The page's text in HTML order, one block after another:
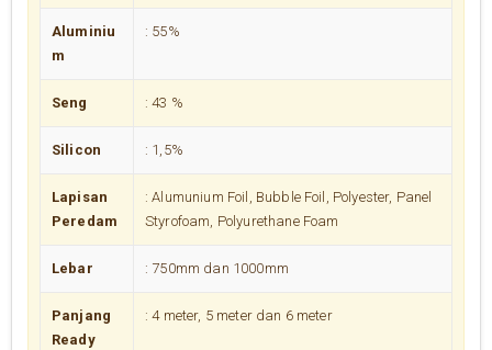
Aluminiu
m
: 55%
Seng : 43 %
Silicon : 1,5%
Lapisan
Peredam
: Alumunium Foil, Bubble Foil, Polyester, Panel
Styrofoam, Polyurethane Foam
Lebar : 750mm dan 1000mm
Panjang
Ready
: 4 meter, 5 meter dan 6 meter